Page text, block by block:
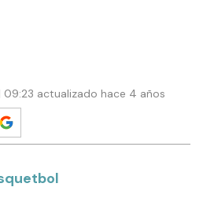
actualizado hace 4 años